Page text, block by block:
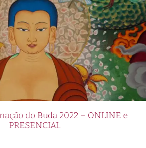
do Buda 2022 – ONLINE e
PRESENCIAL